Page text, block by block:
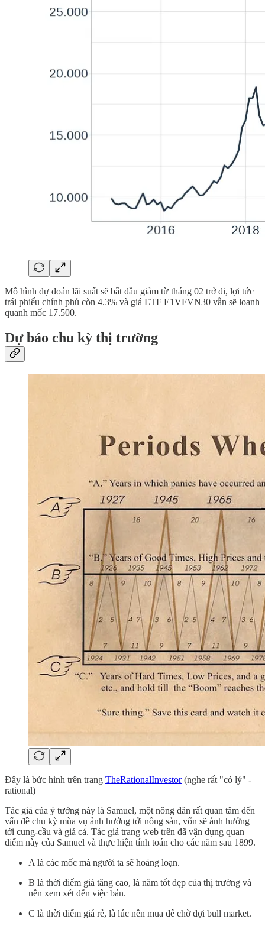
Mô hình dự đoán lãi suất sẽ bắt đầu giảm từ tháng 02 trở đi, lợi tức
trái phiếu chính phủ còn 4.3% và giá ETF E1VFVN30 vẫn sẽ loanh
quanh mốc 17.500.
Dự báo chu kỳ thị trường
Đây là bức hình trên trang TheRationalInvestor(nghe rất "có lý" -
rational)
Tác giả của ý tưởng này là Samuel, một nông dân rất quan tâm đến
vấn đề chu kỳ mùa vụ ảnh hưởng tới nông sản, vốn sẽ ảnh hưởng
tới cung-cầu và giá cả. Tác giả trang web trên đã vận dụng quan
điểm này của Samuel và thực hiện tính toán cho các năm sau 1899.
A là các mốc mà người ta sẽ hoảng loạn.
B là thời điểm giá tăng cao, là năm tốt đẹp của thị trường và
nên xem xét đến việc bán.
C là thời điểm giá rẻ, là lúc nên mua để chờ đợi bull market.